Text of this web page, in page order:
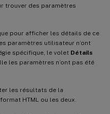
trouver des paramètres
pour afficher les détails de ce
paramètres utilisateur n’ont
spécifique, le volet Détails
les paramètres n’ont pas été
les résultats de la
HTML ou les deux.